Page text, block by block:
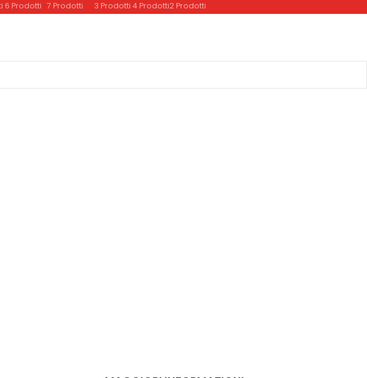
6 Prodotti 7 Prodotti 3 Prodotti 4 Prodotti2 Prodotti